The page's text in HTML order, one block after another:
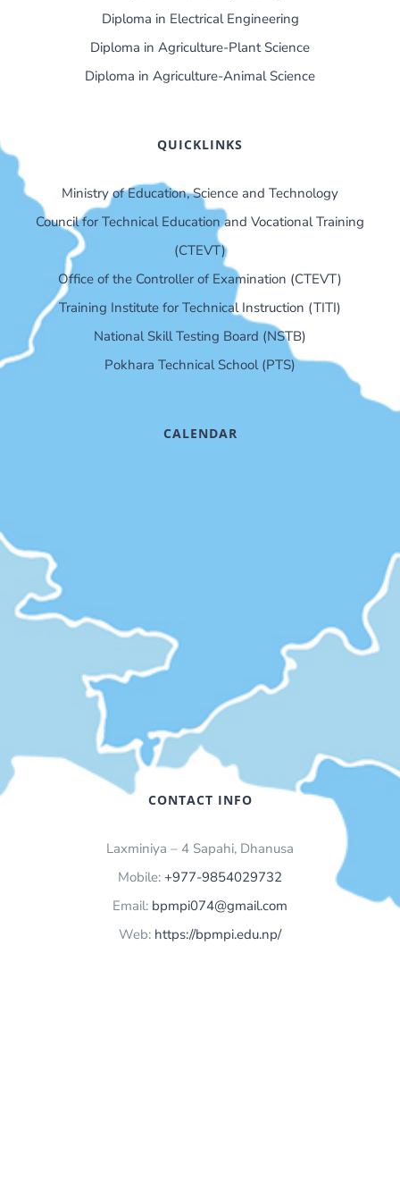
Diploma in Electrical Engineering
Diploma in Agriculture-Plant Science
Diploma in Agriculture-Animal Science
QUICKLINKS
Ministry of Education, Science and Technology
Council for Technical Education and Vocational Training
(CTEVT)
Office of the Controller of Examination (CTEVT)
Training Institute for Technical Instruction (TITI)
National Skill Testing Board (NSTB)
Pokhara Technical School (PTS)
CALENDAR
CONTACT INFO
Laxminiya – 4 Sapahi, Dhanusa
Mobile: +977-9854029732
Email: bpmpi074@gmail.com
Web: https://bpmpi.edu.np/